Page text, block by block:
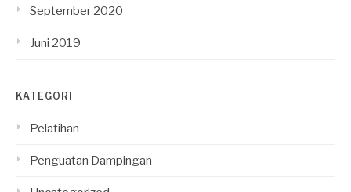
September 2020
Juni 2019
KATEGORI
Pelatihan
Penguatan Dampingan